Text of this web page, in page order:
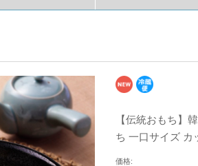
【伝統おもち】
ち 一口サイズ カ
価格: